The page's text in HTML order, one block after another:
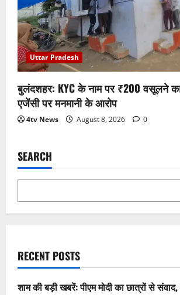
Uttar Pradesh
बुलंदशहर: KYC के नाम पर ₹200 वसूलने
एजेंसी पर मनमानी के आरोप
4tv News August 8, 2026 0
SEARCH
RECENT POSTS
शाम की बड़ी खबरें: पीएम मोदी का छात्रों से